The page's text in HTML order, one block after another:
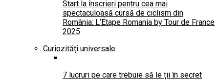
Start la înscrieri pentru cea mai
spectaculoasă cursă de ciclism din
România: L’Étape Romania by Tour de France
2025
Curiozități universale
7 lucruri pe care trebuie să le ții în secret